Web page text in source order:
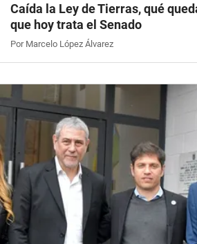
Caída la Ley de Tierras, qué
que hoy trata el Senado
Por Marcelo López Álvarez